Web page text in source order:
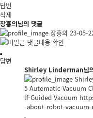
답변
삭제
장흥의님의 댓글
장흥의 23-05-
댓글내용 확인
답변
Shirley Linderman님
5 Automatic Vacuum
lf-Guided Vacuum
-about-robot-